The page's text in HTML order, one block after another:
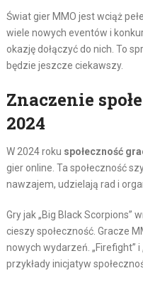
Świat gier MMO jest wciąż
wiele nowych eventów i
okazję dołączyć do nich. To
będzie jeszcze ciekawszy.
Znaczenie
2024
W 2024 roku społeczność
gier online. Ta społeczność
nawzajem, udzielają rad i
Gry jak „Big Black Scorpions”
cieszy społeczność. Gracze
nowych wydarzeń. „Firefight”
przykłady inicjatyw